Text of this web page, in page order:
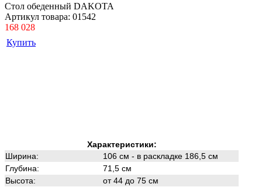
Стол обеденный DAKOTA
Артикул товара: 01542
168 028
Купить
Характеристики:
Ширина:
106 см - в раскладке 186,5 см
Глубина:
71,5 см
Высота:
от 44 до 75 см